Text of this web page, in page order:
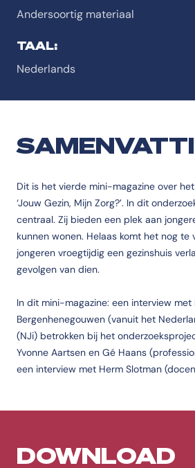
Andersoortig materiaal
TAAL:
Nederlands
Dit is het vierde mini-magazine over
‘Jouw Gezin, Mijn Zorg?’. In dit
centraal. Zij bieden een plek aan
kunnen wonen. Helaas komt het nog te
jongeren vroegtijdig een gezinshuis
gevolgen van dien.
In dit mini-magazine: een interview met
Bergenhenegouwen (vanuit het
(NJi) betrokken bij het
Yvonne Aartsen en Gé Haans
een interview met Herm Slotman
DOWNLOAD